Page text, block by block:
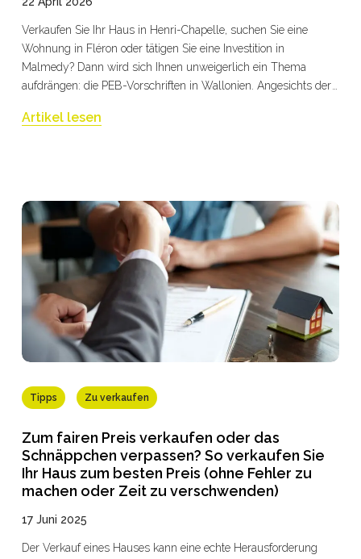
Verkaufen Sie Ihr Haus in Henri-Chapelle, suchen Sie eine
Wohnung in Fléron oder tätigen Sie eine Investition in
Malmedy? Dann wird sich Ihnen unweigerlich ein Thema
aufdrängen: die PEB-Vorschriften in Wallonien. Angesichts der
sind, dem bis 2050 angekündigten Zeitplan für energetische
Bei Immobilière Hock begleiten wir jedes Jahr Hunderte von
Eigentümern und Käufern in der Provinz Lüttich und den
Ostkantonen. Dieser Leitfaden bietet Ihnen an einem einzigen
Ort die wichtigsten Informationen zur wallonischen PEB-
Verordnung, damit Sie schon heute die richtigen
Entscheidungen treffen können. Planen Sie einen Verkauf?
Fordern Sie Ihre kostenlose und unverbindliche Schätzung an.
Wir kümmern uns um alle PEB- und Elektroangelegenheiten.
Artikel lesen
Tipps Zu verkaufen
Zum fairen Preis verkaufen oder das
Schnäppchen verpassen? So verkaufen Sie
Ihr Haus zum besten Preis (ohne Fehler zu
machen oder Zeit zu verschwenden)
17 Juni 2025
Der Verkauf eines Hauses kann eine echte Herausforderung